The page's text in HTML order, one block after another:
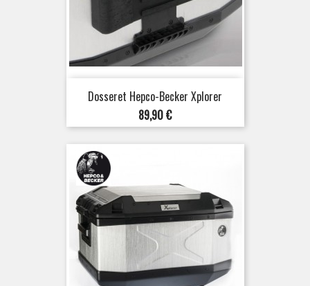
Dosseret Hepco-Becker Xplorer
Prix
89,90 €